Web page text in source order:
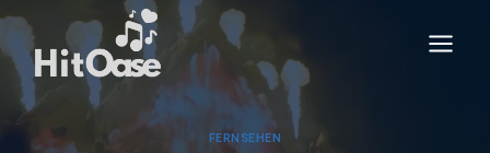
Zum
springen
FERNSEHEN